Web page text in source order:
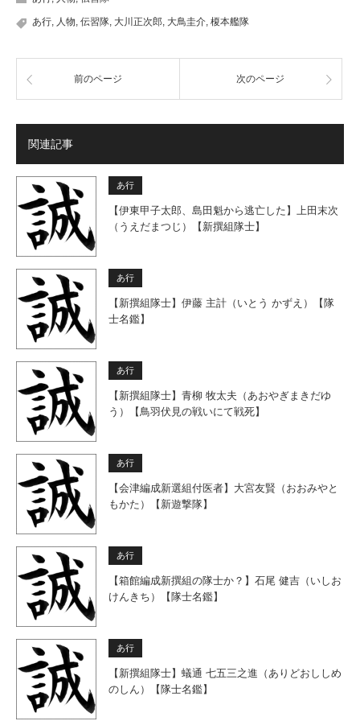
あ行, 人物, 伝習隊, 大川正次郎, 大鳥圭介, 榎本艦隊
前のページ 次のページ
関連記事
あ行
【伊東甲子太郎、島田魁から逃亡した】上田末次
（うえだまつじ）【新撰組隊士】
あ行
【新撰組隊士】伊藤 主計（いとう かずえ）【隊
士名鑑】
あ行
【新撰組隊士】青柳 牧太夫（あおやぎまきだゆ
う）【鳥羽伏見の戦いにて戦死】
あ行
【会津編成新選組付医者】大宮友賢（おおみやと
もかた）【新遊撃隊】
あ行
【箱館編成新撰組の隊士か？】石尾 健吉（いしお
けんきち）【隊士名鑑】
あ行
【新撰組隊士】蟻通 七五三之進（ありどおししめ
のしん）【隊士名鑑】